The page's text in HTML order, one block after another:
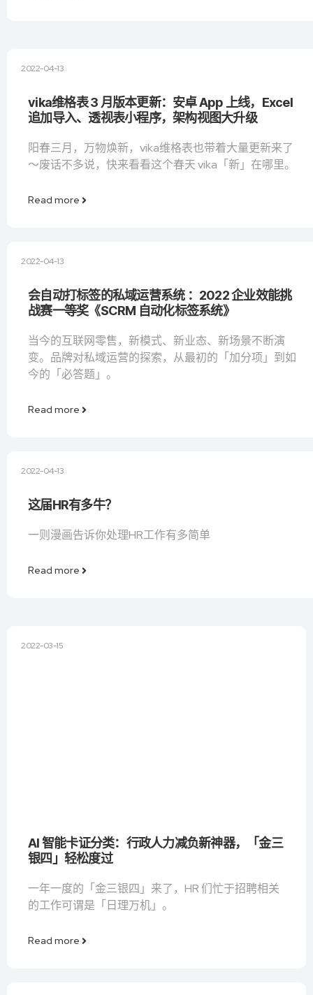
2022-04-13
vika维格表 3 月版本更新：安卓 App 上线，Excel
追加导入、透视表小程序，架构视图大升级
阳春三月，万物焕新，vika维格表也带着大量更新来了
～废话不多说，快来看看这个春天 vika「新」在哪里。
Read more
2022-04-13
会自动打标签的私域运营系统 ：2022 企业效能挑
战赛一等奖《SCRM 自动化标签系统》
当今的互联网零售，新模式、新业态、新场景不断演
变。品牌对私域运营的探索，从最初的「加分项」到如
今的「必答题」。
Read more
2022-04-13
这届HR有多牛？
一则漫画告诉你处理HR工作有多简单
Read more
2022-03-15
AI 智能卡证分类：行政人力减负新神器，「金三
银四」轻松度过
一年一度的「金三银四」来了，HR 们忙于招聘相关
的工作可谓是「日理万机」。
Read more